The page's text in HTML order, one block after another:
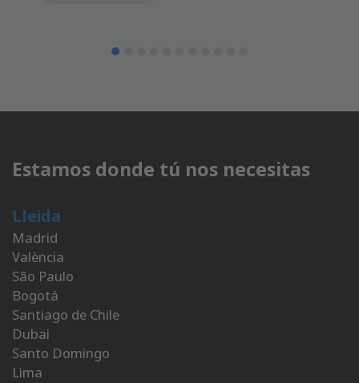
Estamos donde tú nos necesitas
Lleida
Madrid
València
São Paulo
Bogotá
Santiago de Chile
Dubai
Santo Domingo
Lima